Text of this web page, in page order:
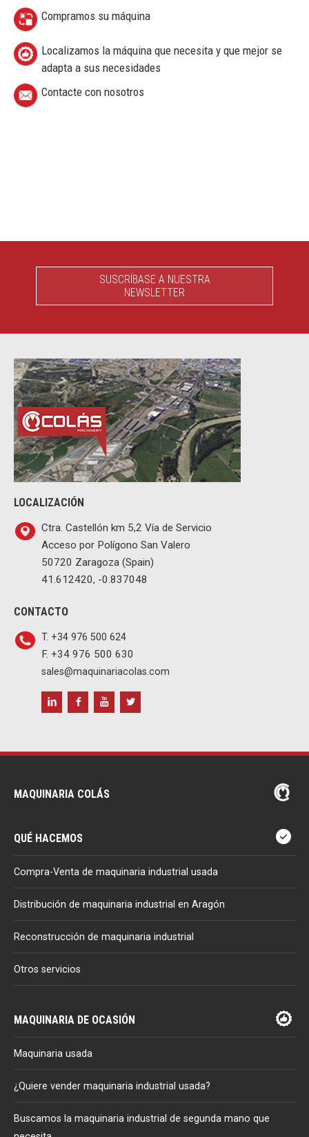
Compramos su máquina
Localizamos la máquina que necesita y que mejor se
adapta a sus necesidades
Contacte con nosotros
SUSCRÍBASE A NUESTRA
NEWSLETTER
LOCALIZACIÓN
Ctra. Castellón km 5,2 Vía de Servicio
Acceso por Polígono San Valero
50720 Zaragoza (Spain)
41.612420, -0.837048
CONTACTO
T. +34 976 500 624
F. +34 976 500 630
sales@maquinariacolas.com
MAQUINARIA COLÁS
QUÉ HACEMOS
Compra-Venta de maquinaria industrial usada
Distribución de maquinaria industrial en Aragón
Reconstrucción de maquinaria industrial
Otros servicios
MAQUINARIA DE OCASIÓN
Maquinaria usada
¿Quiere vender maquinaria industrial usada?
Buscamos la maquinaria industrial de segunda mano que